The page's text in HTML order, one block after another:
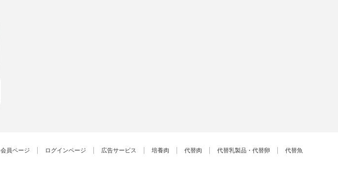
会員ページ ログインページ 広告サービス 培養肉 代替肉 代替乳製品・代替卵 代替魚